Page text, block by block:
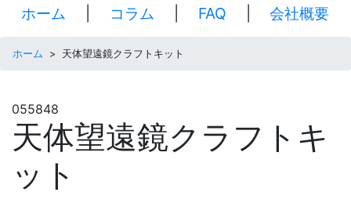
ホーム コラム FAQ 会社概要
ホーム > 天体望遠鏡クラフトキット
055848
天体望遠鏡クラフトキ
ット